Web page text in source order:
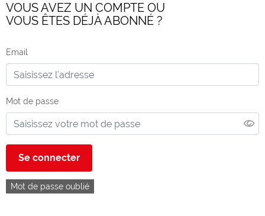
VOUS AVEZ UN COMPTE OU
VOUS ÊTES DÉJÀ ABONNÉ ?
Email
Mot de passe
Se connecter
Mot de passe oublié